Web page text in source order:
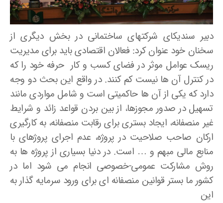
دبیر سندیکای شرکتهای ساختمانی در بخش دیگری از
سخنان خود عنوان کرد: فعالان اقتصادی باید برای مدیریت
ریسک عوامل موثر در فضای کسب و کار حرفه خود را که
در کنترل آن ها نیست کم کنند. در واقع این بحث دو وجه
دارد که یکی از آن ها حاکمیتی است و شامل مواردی مانند
تسهیل در صدور مجوزها، از بین بردن قواعد زائد و شرایط
غیر منصفانه، ایجاد بستری برای رقابت منصفانه، به کارگیری
ارکان صاحب صلاحیت در پروژه، عدم اجرای پروژه­ای با
منابع مالی مبهم و … است. در دنیا بسیاری از پروژه­ ها به
روش مشارکت عمومی-خصوصی انجام می ­شود اما در
کشور ما بستر قوانین منصفانه ای برای ورود سرمایه گذار به
این